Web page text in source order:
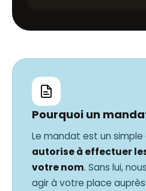
Pourquoi un
Le mandat est un
autorise à effectuer
votre nom. Sans lui,
agir à votre place